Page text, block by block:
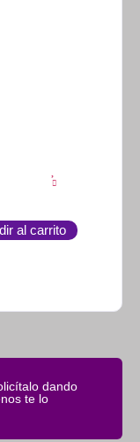
al carrito
dando
te lo